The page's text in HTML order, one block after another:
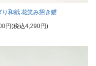
り和紙 花笑み招き猫
円(税込4,290円)